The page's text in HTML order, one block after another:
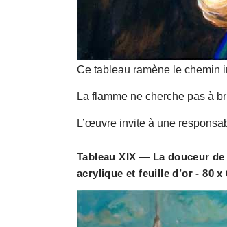
Ce tableau ramène le chemin
La flamme ne cherche pas à
L’œuvre invite à une
Tableau XIX — La douceur
acrylique et feuille d’or - 80 x